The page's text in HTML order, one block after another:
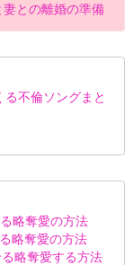
との離婚の準備
不倫ソングまと
略奪愛の方法
略奪愛の方法
略奪愛する方法